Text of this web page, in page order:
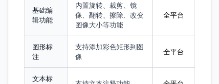
基础编
辑功能
内置旋转、裁剪、镜
像、翻转、擦除、改变
图像大小等功能
全平台
图形标
注
支持添加彩色矩形到图
像
全平台
文本标